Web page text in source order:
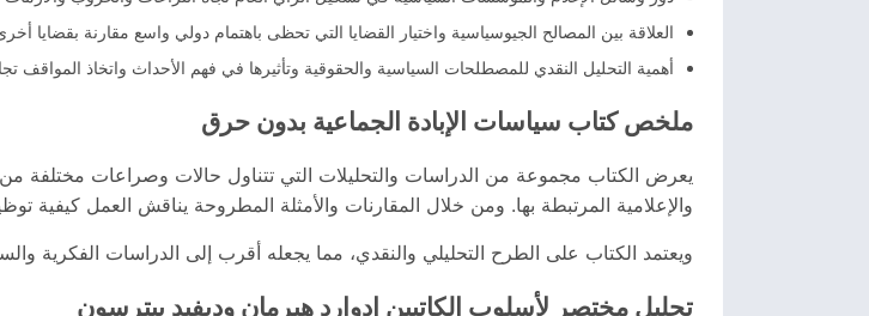
العلاقة بين المصالح الجيوسياسية واختيار القضايا التي تحظى باهتمام دولي واسع مقارنة بقضايا
أهمية التحليل النقدي للمصطلحات السياسية والحقوقية وتأثيرها في فهم الأحداث واتخاذ المواقف
ملخص كتاب سياسات الإبادة الجماعية بدون حرق
يعرض الكتاب مجموعة من الدراسات والتحليلات التي تتناول حالات وصراعات مختلفة
والإعلامية المرتبطة بها. ومن خلال المقارنات والأمثلة المطروحة يناقش العمل كيفية
ويعتمد الكتاب على الطرح التحليلي والنقدي، مما يجعله أقرب إلى الدراسات الفكرية
تحليل مختصر لأسلوب الكاتبين إدوارد هيرمان وديفيد بيترسون